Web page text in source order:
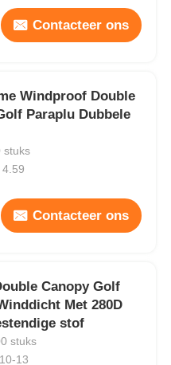
Contacteer ons
Windproof Double
Paraplu Dubbele
stuks
4.59
Contacteer ons
Canopy Golf
Met 280D
stof
stuks
13